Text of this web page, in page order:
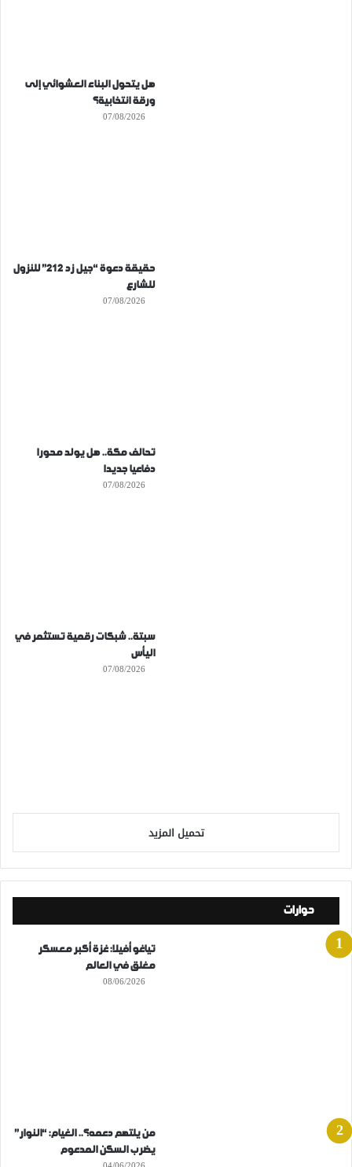
هل يتحول البناء العشوائي إلى
ورقة انتخابية؟
07/08/2026
حقيقة دعوة “جيل زد 212” للنزول
للشارع
07/08/2026
تحالف مكة.. هل يولد محورا
دفاعيا جديدا
07/08/2026
سبتة.. شبكات رقمية تستثمر في
اليأس
07/08/2026
تحميل المزيد
حوارات
تياغو أفيلا: غزة أكبر معسكر
مغلق في العالم
08/06/2026
من يلتهم دعمه؟.. الغيام: “النوار”
يضرب السكن المدعوم